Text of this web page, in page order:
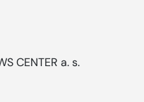
CENTER a. s.